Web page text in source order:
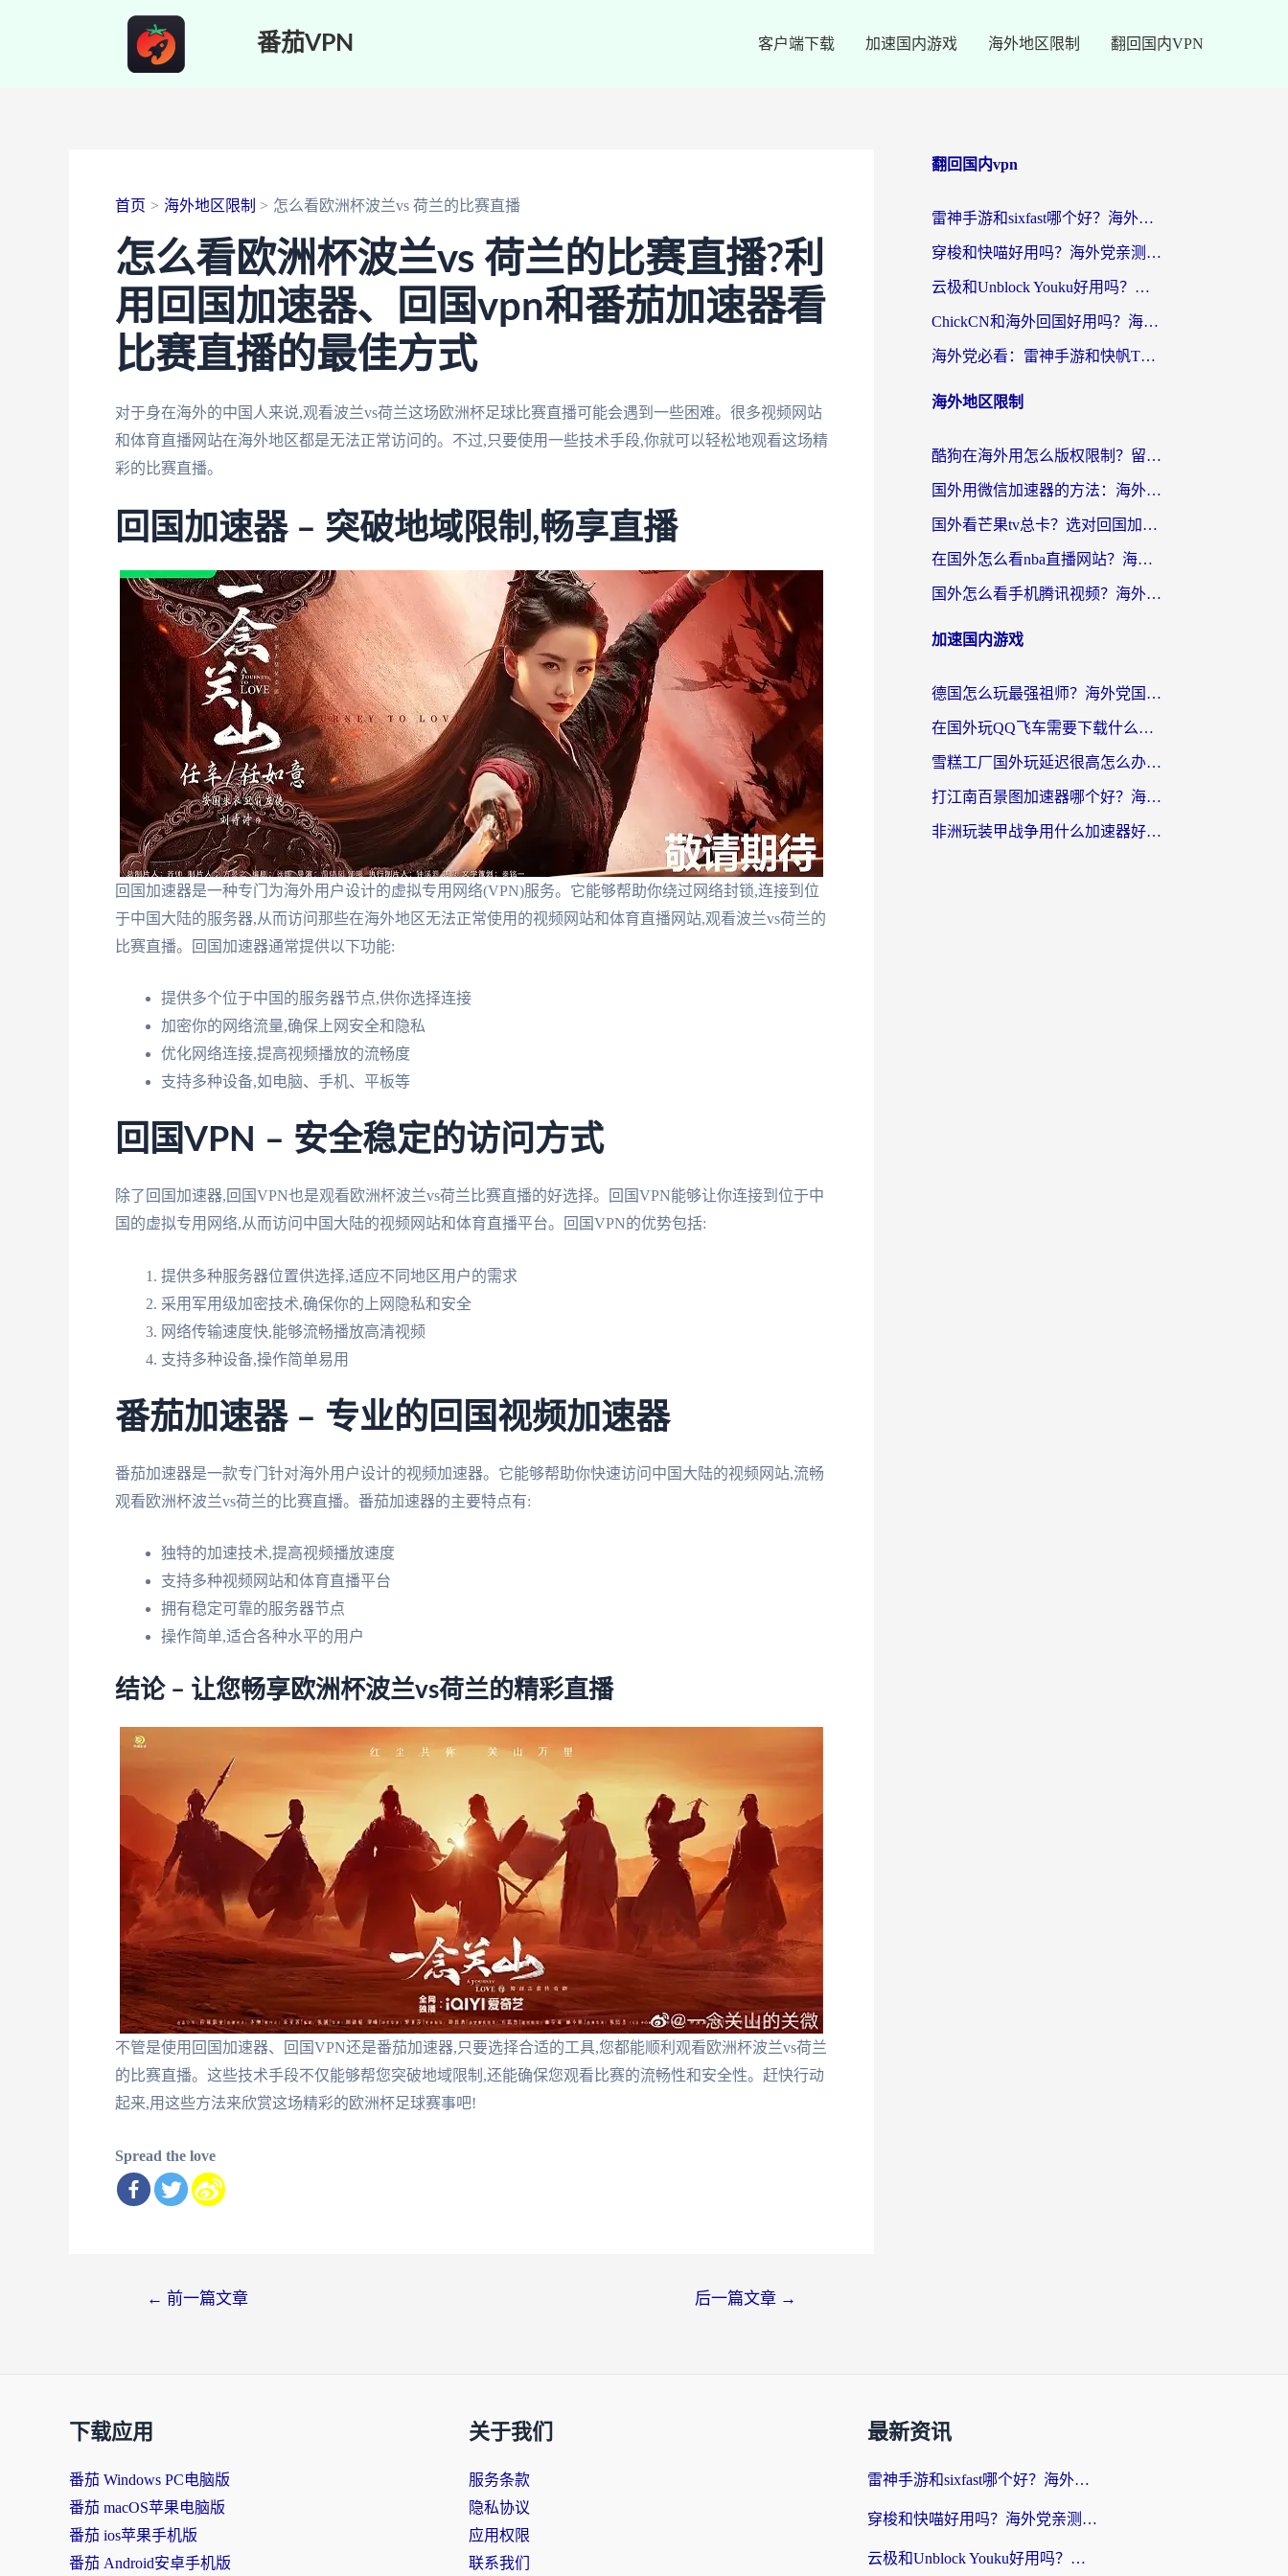
番茄VPN 客户端下载 加速国内游戏 海外地区限制 翻回国内VPN
首页 海外地区限制 怎么看欧洲杯波兰vs 荷兰的比赛直播
怎么看欧洲杯波兰vs 荷兰的比赛直播?利
用回国加速器、回国vpn和番茄加速器看
比赛直播的最佳方式
对于身在海外的中国人来说,观看波兰vs荷兰这场欧洲杯足球比赛直播可能会遇到一些困难。很多视频网站
和体育直播网站在海外地区都是无法正常访问的。不过,只要使用一些技术手段,你就可以轻松地观看这场精
彩的比赛直播。
回国加速器 – 突破地域限制,畅享直播
回国加速器是一种专门为海外用户设计的虚拟专用网络(VPN)服务。它能够帮助你绕过网络封锁,连接到位
于中国大陆的服务器,从而访问那些在海外地区无法正常使用的视频网站和体育直播网站,观看波兰vs荷兰的
比赛直播。回国加速器通常提供以下功能:
提供多个位于中国的服务器节点,供你选择连接
加密你的网络流量,确保上网安全和隐私
优化网络连接,提高视频播放的流畅度
支持多种设备,如电脑、手机、平板等
回国VPN – 安全稳定的访问方式
除了回国加速器,回国VPN也是观看欧洲杯波兰vs荷兰比赛直播的好选择。回国VPN能够让你连接到位于中
国的虚拟专用网络,从而访问中国大陆的视频网站和体育直播平台。回国VPN的优势包括:
提供多种服务器位置供选择,适应不同地区用户的需求
采用军用级加密技术,确保你的上网隐私和安全
网络传输速度快,能够流畅播放高清视频
支持多种设备,操作简单易用
番茄加速器 – 专业的回国视频加速器
番茄加速器是一款专门针对海外用户设计的视频加速器。它能够帮助你快速访问中国大陆的视频网站,流畅
观看欧洲杯波兰vs荷兰的比赛直播。番茄加速器的主要特点有:
独特的加速技术,提高视频播放速度
支持多种视频网站和体育直播平台
拥有稳定可靠的服务器节点
操作简单,适合各种水平的用户
结论 – 让您畅享欧洲杯波兰vs荷兰的精彩直播
不管是使用回国加速器、回国VPN还是番茄加速器,只要选择合适的工具,您都能顺利观看欧洲杯波兰vs荷兰
的比赛直播。这些技术手段不仅能够帮您突破地域限制,还能确保您观看比赛的流畅性和安全性。赶快行动
起来,用这些方法来欣赏这场精彩的欧洲杯足球赛事吧!
Spread the love
← 前一篇文章 后一篇文章 →
翻回国内vpn
雷神手游和sixfast哪个好？海外党亲测3款回国加速器，教你选对不踩坑
穿梭和快喵好用吗？海外党亲测：小众加速器对比+番茄加速器深度体验
云极和Unblock Youku好用吗？海外党亲测+2026回国加速器避坑指南
ChickCN和海外回国好用吗？海外党2026亲测：从手游到影音，选对加速器的3个关键
海外党必看：雷神手游和快帆TV版好用吗？3步选对回国加速器不踩坑
海外地区限制
酷狗在海外用怎么版权限制？留学生亲测：3步解决听国内音乐难题
国外用微信加速器的方法：海外党无缝连接国内生活的实用指南
国外看芒果tv总卡？选对回国加速器，轻松追《浪姐》不费劲
在国外怎么看nba直播网站？海外党专属体育观赛指南，告别地区限制！
国外怎么看手机腾讯视频？海外党亲测有效的追剧加速器选择指南
加速国内游戏
德国怎么玩最强祖师？海外党国服游戏加速器选择全攻略（附宝可梦Online实测）
在国外玩QQ飞车需要下载什么加速器呢？海外党亲测有效的国服游戏加速指南
雪糕工厂国外玩延迟很高怎么办？海外玩家国服游戏加速终极攻略（附实测推荐）
打江南百景图加速器哪个好？海外党踩坑N次后，终于找到不卡的秘诀
非洲玩装甲战争用什么加速器好？海外党亲测有效的国服游戏加速方案
下载应用
番茄 Windows PC电脑版
番茄 macOS苹果电脑版
番茄 ios苹果手机版
番茄 Android安卓手机版
关于我们
服务条款
隐私协议
应用权限
联系我们
最新资讯
雷神手游和sixfast哪个好？海外党亲测3款回国加速器，教你选对不踩坑
穿梭和快喵好用吗？海外党亲测：小众加速器对比+番茄加速器深度体验
云极和Unblock Youku好用吗？海外党亲测+2026回国加速器避坑指南